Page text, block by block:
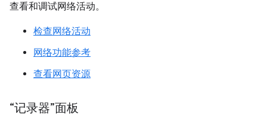
查看和调试网络活动。
检查网络活动
网络功能参考
查看网页资源
“记录器”面板